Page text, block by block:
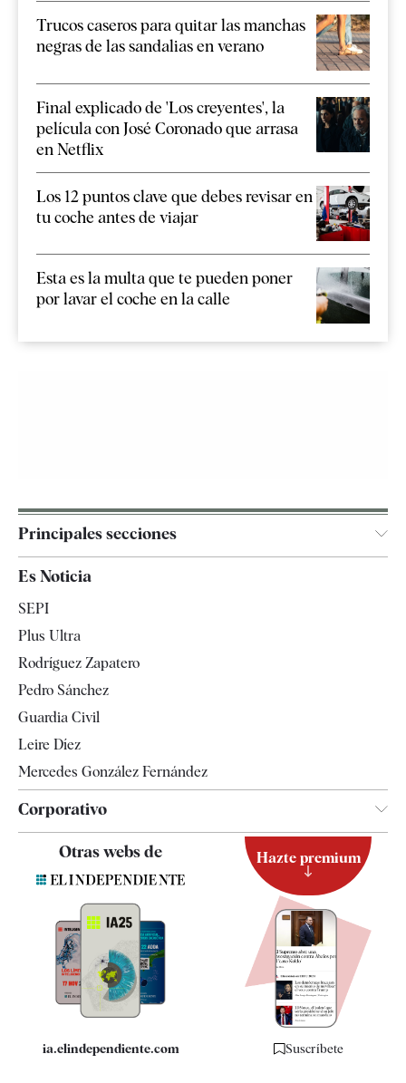
Trucos caseros para quitar las manchas
negras de las sandalias en verano
Final explicado de 'Los creyentes', la
película con José Coronado que arrasa
en Netflix
Los 12 puntos clave que debes revisar en
tu coche antes de viajar
Esta es la multa que te pueden poner
por lavar el coche en la calle
Principales secciones
España
Televisión
Es Noticia
SEPI
Plus Ultra
Rodríguez Zapatero
Pedro Sánchez
Guardia Civil
Leire Díez
Mercedes González Fernández
Corporativo
Contacto
Quiénes somos
Especificaciones
Otras webs de
ia.elindependiente.com
Hazte premium
Suscríbete